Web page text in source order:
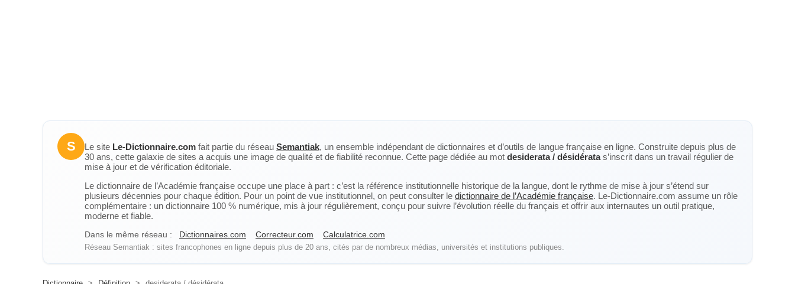
S Le site Le-Dictionnaire.com fait partie du réseau Semantiak, un ensemble indépendant de dictionnaires et d’outils de langue française en ligne. Construite depuis plus de
30 ans, cette galaxie de sites a acquis une image de qualité et de fiabilité reconnue. Cette page dédiée au mot desiderata / désidératas’inscrit dans un travail régulier de
mise à jour et de vérification éditoriale.
Le dictionnaire de l’Académie française occupe une place à part : c’est la référence institutionnelle historique de la langue, dont le rythme de mise à jour s’étend sur
plusieurs décennies pour chaque édition. Pour un point de vue institutionnel, on peut consulter le dictionnaire de l’Académie française. Le-Dictionnaire.com assume un rôle
complémentaire : un dictionnaire 100 % numérique, mis à jour régulièrement, conçu pour suivre l’évolution réelle du français et offrir aux internautes un outil pratique,
moderne et fiable.
Dans le même réseau : Dictionnaires.com Correcteur.com Calculatrice.com
Réseau Semantiak : sites francophones en ligne depuis plus de 20 ans, cités par de nombreux médias, universités et institutions publiques.